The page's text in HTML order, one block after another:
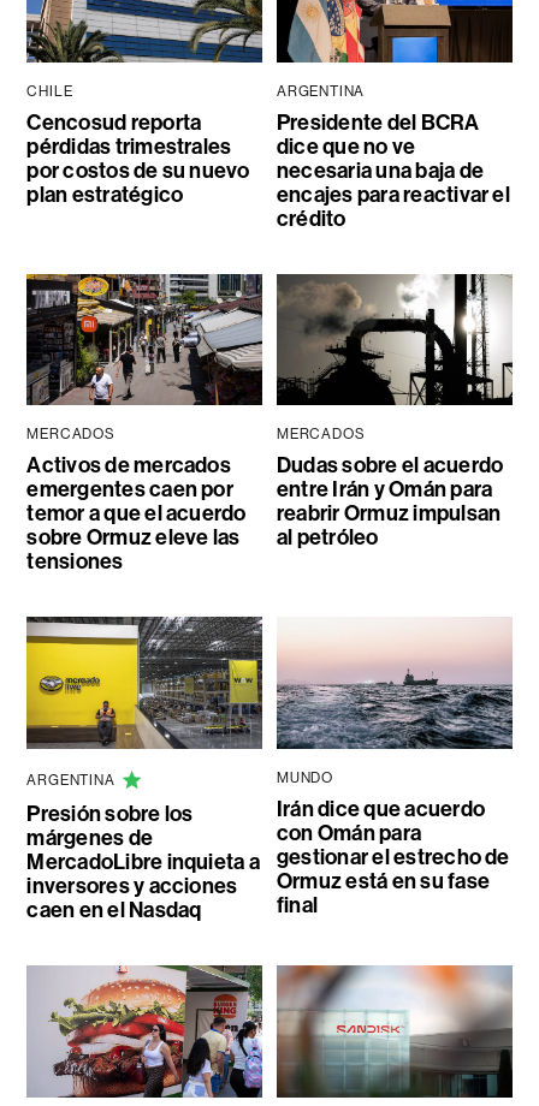
CHILE
Cencosud reporta
pérdidas trimestrales
por costos de su nuevo
plan estratégico
ARGENTINA
Presidente del BCRA
dice que no ve
necesaria una baja de
encajes para reactivar el
crédito
MERCADOS
Activos de mercados
emergentes caen por
temor a que el acuerdo
sobre Ormuz eleve las
tensiones
MERCADOS
Dudas sobre el acuerdo
entre Irán y Omán para
reabrir Ormuz impulsan
al petróleo
ARGENTINA
Presión sobre los
márgenes de
MercadoLibre inquieta a
inversores y acciones
caen en el Nasdaq
MUNDO
Irán dice que acuerdo
con Omán para
gestionar el estrecho de
Ormuz está en su fase
final